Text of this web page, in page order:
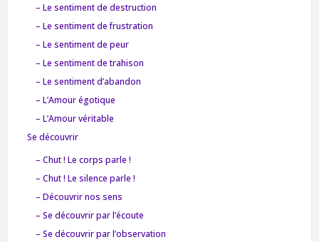
– Le sentiment de destruction
– Le sentiment de frustration
– Le sentiment de peur
– Le sentiment de trahison
– Le sentiment d’abandon
– L’Amour égotique
– L’Amour véritable
Se découvrir
– Chut ! Le corps parle !
– Chut ! Le silence parle !
– Découvrir nos sens
– Se découvrir par l’écoute
– Se découvrir par l’observation